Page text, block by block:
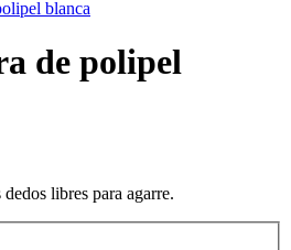
de polipel
libres para agarre.